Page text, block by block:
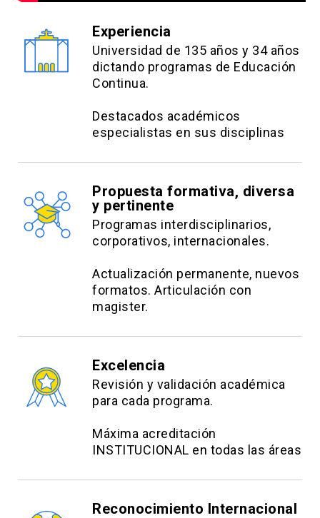
Experiencia
Universidad de 135 años y 34 años
dictando programas de Educación
Continua.
Destacados académicos
especialistas en sus disciplinas
Propuesta formativa, diversa
y pertinente
Programas interdisciplinarios,
corporativos, internacionales.
Actualización permanente, nuevos
formatos. Articulación con
magister.
Excelencia
Revisión y validación académica
para cada programa.
Máxima acreditación
INSTITUCIONAL en todas las áreas
Reconocimiento Internacional